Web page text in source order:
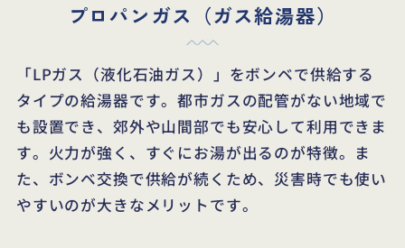
プロパンガス（ガス給湯器）
「LPガス（液化石油ガス）」をボンベで供給する
タイプの給湯器です。都市ガスの配管がない地域で
も設置でき、郊外や山間部でも安心して利用できま
す。火力が強く、すぐにお湯が出るのが特徴。ま
た、ボンベ交換で供給が続くため、災害時でも使い
やすいのが大きなメリットです。